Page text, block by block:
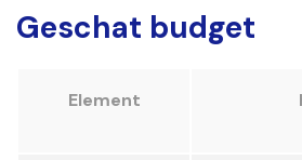
Geschat budget
Element